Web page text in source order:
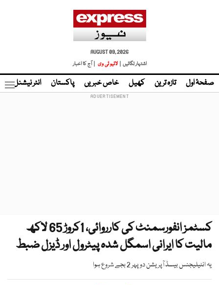
AUGUST 09, 2026
اشتہار لگائیں |
لائیو ٹی وی | آج کا اخبار
صفحۂ اول تازہ ترین کھیل خاص خبریں پاکستان انٹر نیشنل
کسٹمز انفورسمنٹ کی کارروائی، 1کروڑ 65 لاکھ
مالیت کا ایرانی اسمگل شدہ پیٹرول اور ڈیزل ضبط
یہ انٹیلیجنس بیسڈ آپریشن دوپہر 2 بجے شروع ہوا